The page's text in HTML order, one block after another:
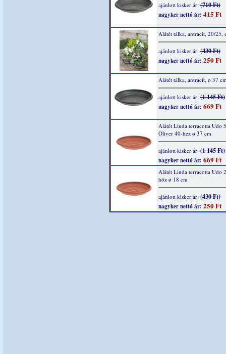
ajánlott kisker ár: (710 Ft)
nagyker nettó ár: 415 Ft
Alátét tálka, antracit, 20/25,
ajánlott kisker ár: (430 Ft)
nagyker nettó ár: 250 Ft
Alátét tálka, antracit, ø 37
ajánlott kisker ár: (1 145 Ft)
nagyker nettó ár: 669 Ft
Alátét Linda terracotta Udo
Oliver 40-hez ø 37 cm
ajánlott kisker ár: (1 145 Ft)
nagyker nettó ár: 669 Ft
Alátét Linda terracotta Udo
höz ø 18 cm
ajánlott kisker ár: (430 Ft)
nagyker nettó ár: 250 Ft